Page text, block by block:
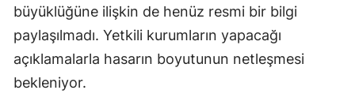
büyüklüğüne ilişkin de henüz resmi bir bilgi
paylaşılmadı. Yetkili kurumların yapacağı
açıklamalarla hasarın boyutunun netleşmesi
bekleniyor.